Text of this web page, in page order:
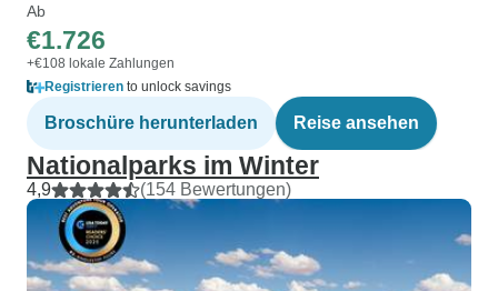
Ab
€1.726
+€108 lokale Zahlungen
Registrieren to unlock savings
Broschüre herunterladen Reise ansehen
Nationalparks im Winter
4,9 (154 Bewertungen)